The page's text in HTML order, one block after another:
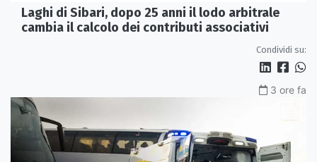
Laghi di Sibari, dopo 25 anni il lodo arbitrale
cambia il calcolo dei contributi associativi
Condividi su:
3 ore fa